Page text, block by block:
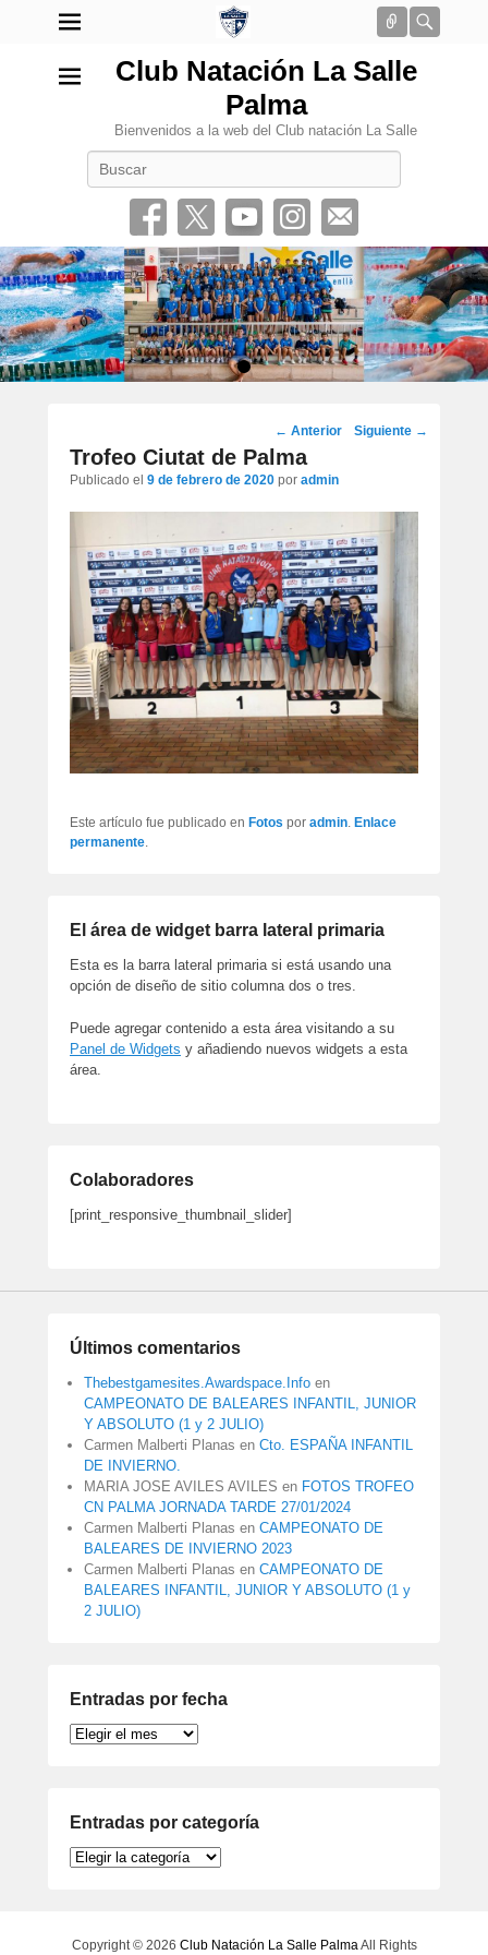
Conectar
Club Natación La Salle
Palma
Bienvenidos a la web del Club natación La Salle
•
Navegación
por
los
← Anterior Siguiente →
Trofeo Ciutat de Palma
Publicado el 9 de febrero de 2020 por admin
Este artículo fue publicado en Fotos por admin. Enlace
permanente.
El área de widget barra lateral primaria
Esta es la barra lateral primaria si está usando una
opción de diseño de sitio columna dos o tres.
Puede agregar contenido a esta área visitando a su
Panel de Widgets y añadiendo nuevos widgets a esta
área.
Colaboradores
[print_responsive_thumbnail_slider]
Últimos comentarios
Thebestgamesites.Awardspace.Info en
CAMPEONATO DE BALEARES INFANTIL, JUNIOR
Y ABSOLUTO (1 y 2 JULIO)
Carmen Malberti Planas en Cto. ESPAÑA INFANTIL
DE INVIERNO.
MARIA JOSE AVILES AVILES en FOTOS TROFEO
CN PALMA JORNADA TARDE 27/01/2024
Carmen Malberti Planas en CAMPEONATO DE
BALEARES DE INVIERNO 2023
Carmen Malberti Planas en CAMPEONATO DE
BALEARES INFANTIL, JUNIOR Y ABSOLUTO (1 y
2 JULIO)
Entradas por fecha
Entradas
Entradas por categoría
Entradas
Copyright © 2026 Club Natación La Salle PalmaAll Rights